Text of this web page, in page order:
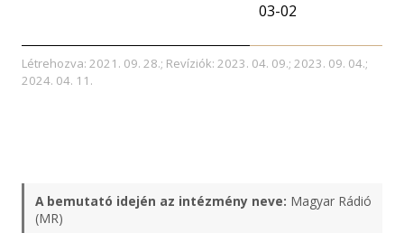
03-02
Létrehozva: 2021. 09. 28.; Revíziók: 2023. 04. 09.; 2023. 09. 04.;
2024. 04. 11.
A bemutató idején az intézmény neve: Magyar Rádió
(MR)